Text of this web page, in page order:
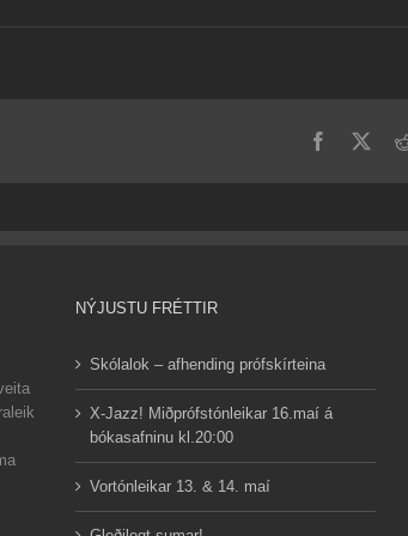
Facebook
NÝJUSTU FRÉTTIR
Skólalok – afhending prófskírteina
X-Jazz! Miðprófstónleikar 16.maí á
bókasafninu kl.20:00
Vortónleikar 13. & 14. maí